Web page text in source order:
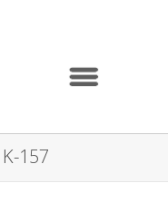
157